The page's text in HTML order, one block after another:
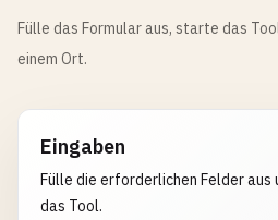
Fülle das Formular aus, starte das
einem Ort.
Eingaben
Fülle die erforderlichen Felder aus
das Tool.